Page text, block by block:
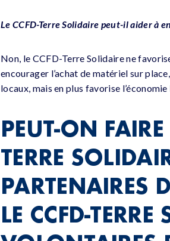
Le CCFD-Terre Solidaire peut-il aider à
Non, le CCFD-Terre Solidaire ne
encourager l’achat de matériel sur
locaux, mais en plus favorise
PEUT-ON
TERRE
PARTENAIRES
LE CCFD-